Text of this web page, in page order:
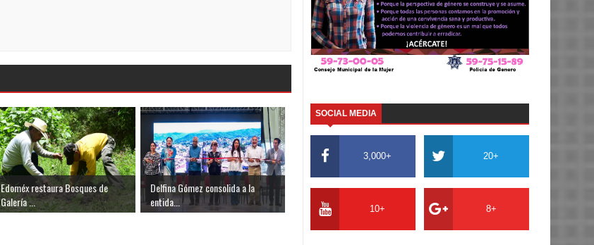
Edoméx restaura Bosques de
Galería ...
Delfina Gómez consolida a la
entida...
SOCIAL MEDIA
3,000+ 20+
10+ 8+